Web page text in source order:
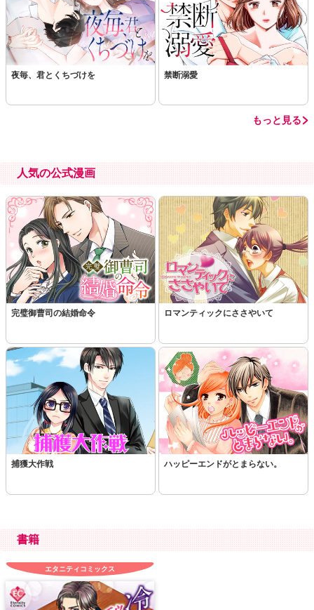
夜毎、君とくちづけを 禁断溺愛
もっと見る
人気の公式漫画
完璧御曹司の結婚命令 ロマンティックにささやいて
捕獲大作戦 ハッピーエンドがとまらない。
書籍
エタニティコミックス